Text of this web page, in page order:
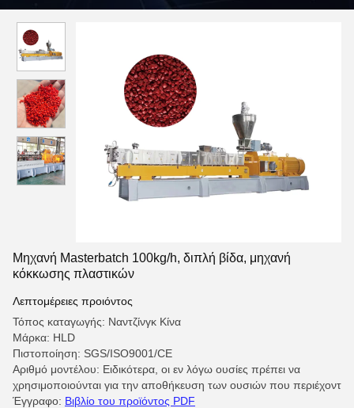
Μηχανή Masterbatch 100kg/h, διπλή βίδα, μηχανή
κόκκωσης πλαστικών
Λεπτομέρειες προιόντος
Τόπος καταγωγής: Ναντζίνγκ Κίνα
Μάρκα: HLD
Πιστοποίηση: SGS/ISO9001/CE
Αριθμό μοντέλου: Ειδικότερα, οι εν λόγω ουσίες πρέπει να
χρησιμοποιούνται για την αποθήκευση των ουσιών που περιέχοντ
Έγγραφο: Βιβλίο του προϊόντος PDF